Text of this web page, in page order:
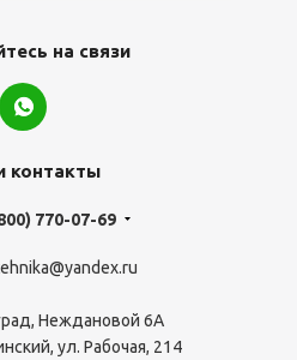
на связи
контакты
770-07-69
Неждановой 6А
ул. Рабочая, 214